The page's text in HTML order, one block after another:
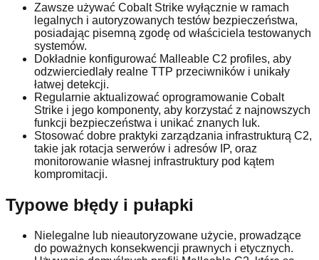
Zawsze używać Cobalt Strike wyłącznie w ramach
legalnych i autoryzowanych testów bezpieczeństwa,
posiadając pisemną zgodę od właściciela testowanych
systemów.
Dokładnie konfigurować Malleable C2 profiles, aby
odzwierciedlały realne TTP przeciwników i unikały
łatwej detekcji.
Regularnie aktualizować oprogramowanie Cobalt
Strike i jego komponenty, aby korzystać z najnowszych
funkcji bezpieczeństwa i unikać znanych luk.
Stosować dobre praktyki zarządzania infrastrukturą C2,
takie jak rotacja serwerów i adresów IP, oraz
monitorowanie własnej infrastruktury pod kątem
kompromitacji.
Typowe błędy i pułapki
Nielegalne lub nieautoryzowane użycie, prowadzące
do poważnych konsekwencji prawnych i etycznych.